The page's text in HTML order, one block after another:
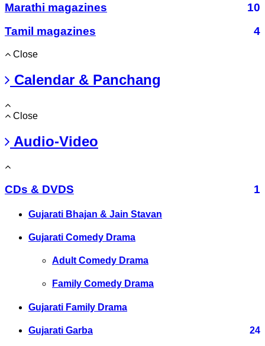
Marathi magazines
10
Tamil magazines
4
Close
Calendar & Panchang
Close
Audio-Video
CDs & DVDS 1
Gujarati Bhajan & Jain Stavan
Gujarati Comedy Drama
Adult Comedy Drama
Family Comedy Drama
Gujarati Family Drama
Gujarati Garba 24